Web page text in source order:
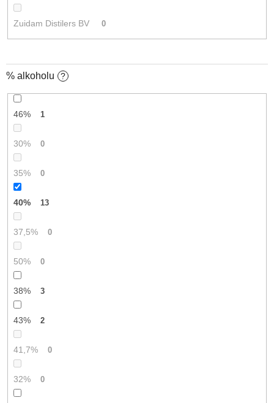
Zuidam Distilers BV 0
% alkoholu ?
46% 1
30% 0
35% 0
40% 13
37,5% 0
50% 0
38% 3
43% 2
41,7% 0
32% 0